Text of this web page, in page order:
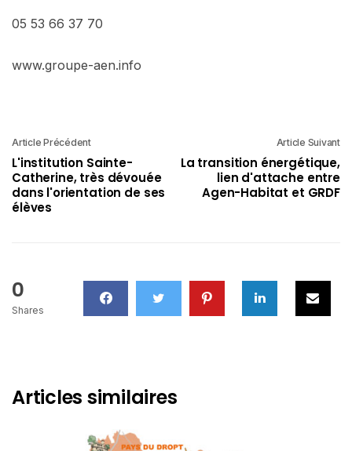
05 53 66 37 70
www.groupe-aen.info
Article Précédent
L'institution Sainte-
Catherine, très dévouée
dans l'orientation de ses
élèves
Article Suivant
La transition énergétique,
lien d'attache entre
Agen-Habitat et GRDF
0
Shares
Articles similaires